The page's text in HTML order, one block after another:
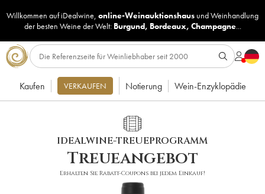
Willkommen auf iDealwine, online-Weinauktionshaus undWeinhandlung
der besten Weine der Welt: Burgund, Bordeaux, Champagne...
Kaufen VERKAUFEN Notierung Wein-Enzyklopädie
IDEALWINE-TREUEPROGRAMM
Treueangebot
Erhalten Sie Rabatt-Coupons bei jedem Einkauf!